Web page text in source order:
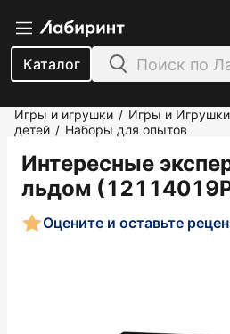
Каталог
Игры и игрушки / Игры и Игрушки
детей / Наборы для опытов
Интересные
льдом
Оцените и оставьте